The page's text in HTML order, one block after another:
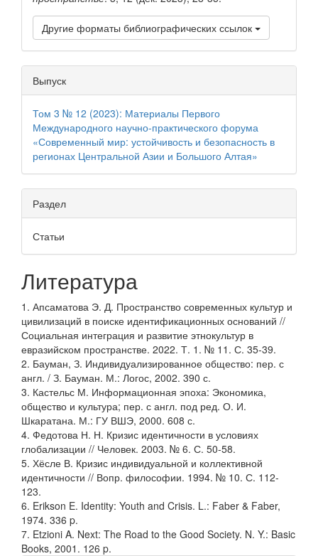
Другие форматы библиографических ссылок
Выпуск
Том 3 № 12 (2023): Материалы Первого
Международного научно-практического форума
«Современный мир: устойчивость и безопасность в
регионах Центральной Азии и Большого Алтая»
Раздел
Статьи
Литература
1. Апсаматова Э. Д. Пространство современных культур и
цивилизаций в поиске идентификационных оснований //
Социальная интеграция и развитие этнокультур в
евразийском пространстве. 2022. Т. 1. № 11. С. 35-39.
2. Бауман, З. Индивидуализированное общество: пер. с
англ. / З. Бауман. М.: Логос, 2002. 390 с.
3. Кастельс М. Информационная эпоха: Экономика,
общество и культура; пер. с англ. под ред. О. И.
Шкаратана. М.: ГУ ВШЭ, 2000. 608 с.
4. Федотова Н. Н. Кризис идентичности в условиях
глобализации // Человек. 2003. № 6. С. 50-58.
5. Хёсле В. Кризис индивидуальной и коллективной
идентичности // Вопр. философии. 1994. № 10. С. 112-
123.
6. Erikson E. Identity: Youth and Crisis. L.: Faber & Faber,
1974. 336 p.
7. Etzioni A. Next: The Road to the Good Society. N. Y.: Basic
Books, 2001. 126 p.